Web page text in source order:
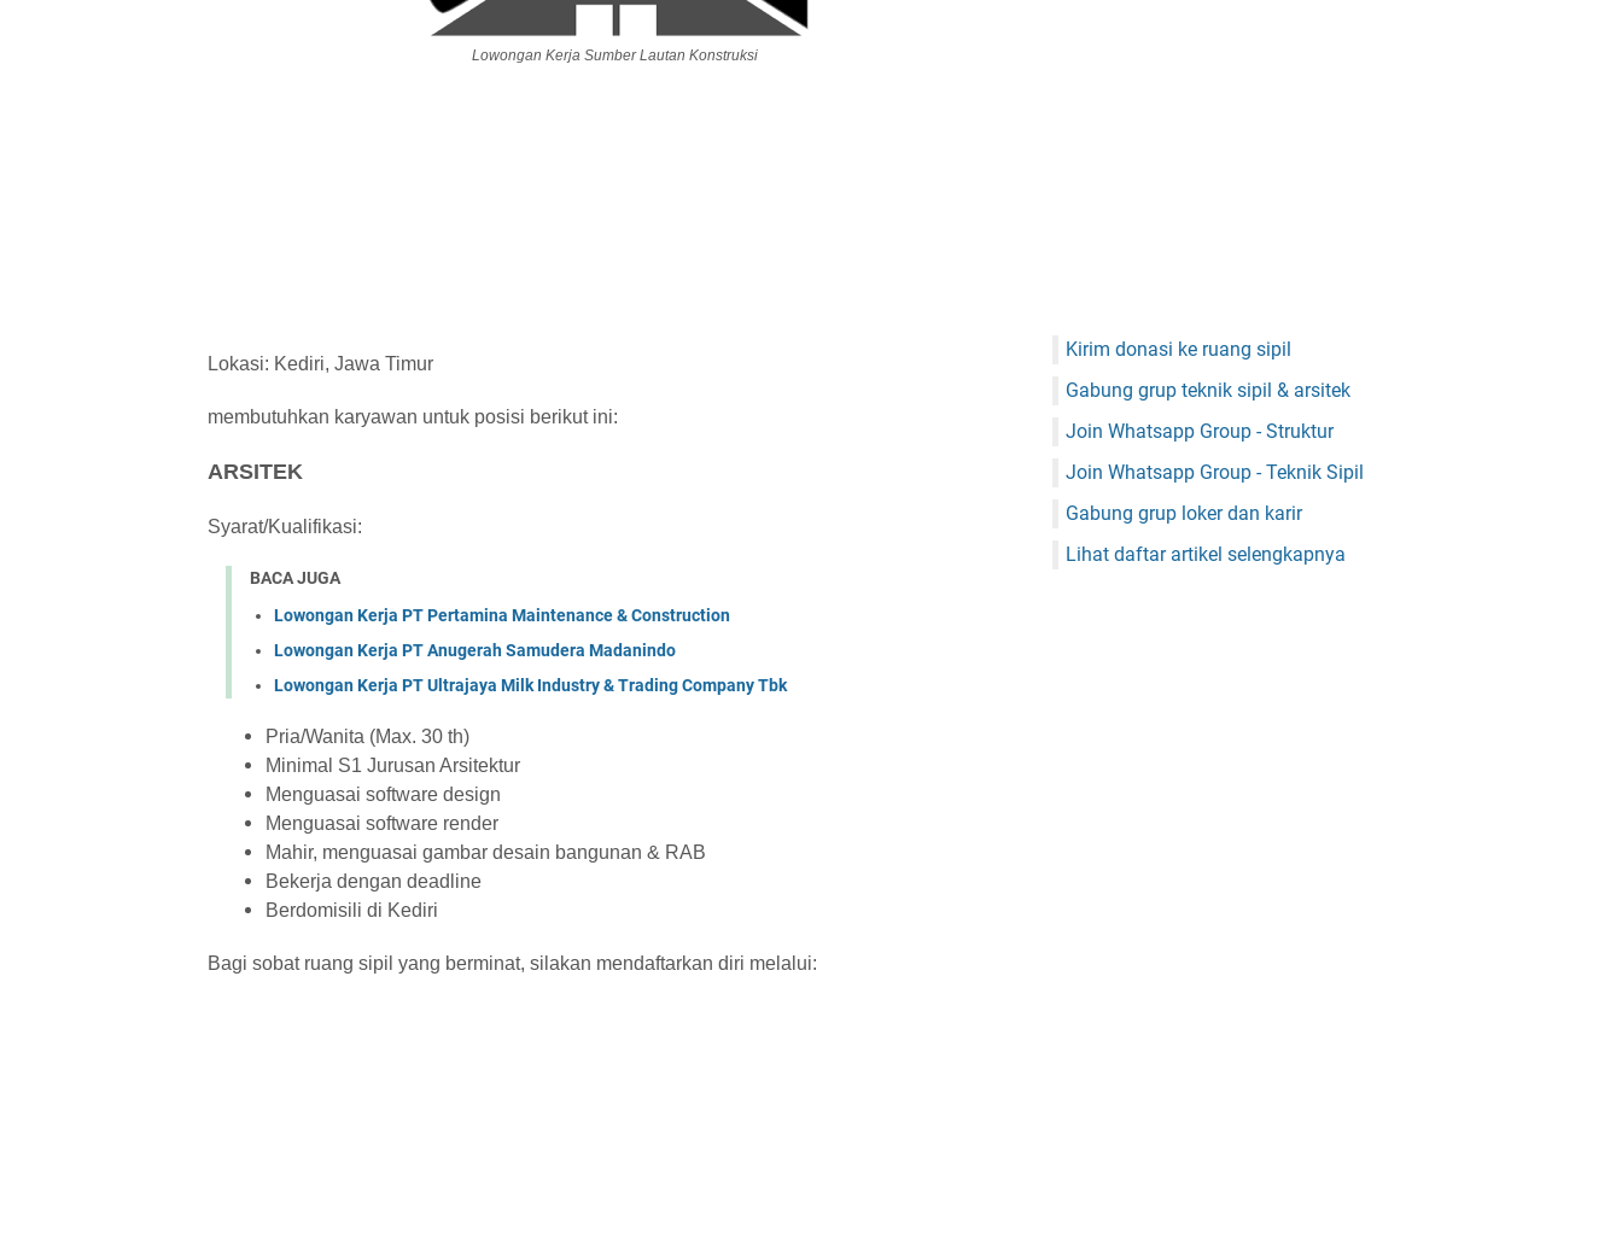
Lowongan Kerja Sumber Lautan Konstruksi
Lokasi: Kediri, Jawa Timur
membutuhkan karyawan untuk posisi berikut ini:
ARSITEK
Syarat/Kualifikasi:
BACA JUGA
Lowongan Kerja PT Pertamina Maintenance & Construction
Lowongan Kerja PT Anugerah Samudera Madanindo
Lowongan Kerja PT Ultrajaya Milk Industry & Trading Company Tbk
Pria/Wanita (Max. 30 th)
Minimal S1 Jurusan Arsitektur
Menguasai software design
Menguasai software render
Mahir, menguasai gambar desain bangunan & RAB
Bekerja dengan deadline
Berdomisili di Kediri
Bagi sobat ruang sipil yang berminat, silakan mendaftarkan diri melalui:
Kirim donasi ke ruang sipil
Gabung grup teknik sipil & arsitek
Join Whatsapp Group - Struktur
Join Whatsapp Group - Teknik Sipil
Gabung grup loker dan karir
Lihat daftar artikel selengkapnya